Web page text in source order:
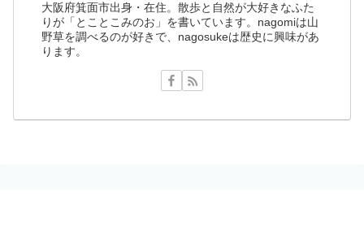
大阪府箕面市出身・在住。散歩と自然が大好きなふた
りが「とことこみのお」を書いています。nagomiは山
野草を調べるのが好きで、nagosukeは歴史に興味があ
ります。